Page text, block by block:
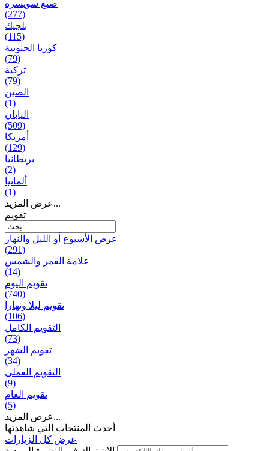
صنع سویسره
(277)
بلجيك
(115)
كوريا الجنوبية
(79)
تركية
(79)
الصين
(1)
اليابان
(509)
أمريكا
(129)
بریطانیا
(2)
ألمانيا
(1)
عرض المزيد...
تقويم
عرض الأسبوع أو الليل والنهار
(291)
علامة القمر والشمس
(14)
تقویم الیوم
(740)
تقويم ليلا ونهارا
(106)
التقويم الكامل
(73)
تقويم الشهر
(34)
التقويم العملی
(9)
تقويم العام
(5)
عرض المزيد...
أحدث المنتجات التي شاهدتها
عرض كل الزيارات